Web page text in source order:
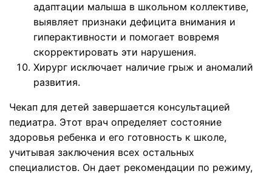
адаптации малыша в школьном коллективе,
выявляет признаки дефицита внимания и
гиперактивности и помогает вовремя
скорректировать эти нарушения.
Хирург исключает наличие грыж и аномалий
развития.
Чекап для детей завершается консультацией
педиатра. Этот врач определяет состояние
здоровья ребенка и его готовность к школе,
учитывая заключения всех остальных
специалистов. Он дает рекомендации по режиму,